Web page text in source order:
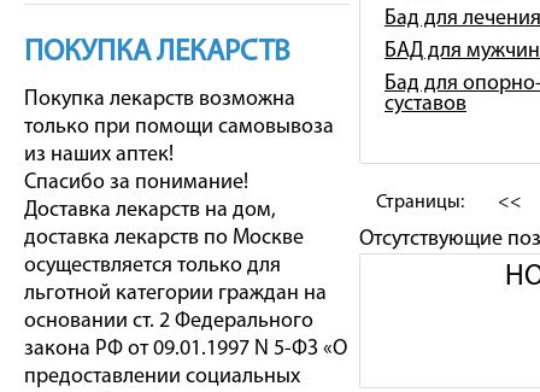
ПОКУПКА ЛЕКАРСТВ
Покупка лекарств возможна
только при помощи самовывоза
из наших аптек!
Спасибо за понимание!
Доставка лекарств на дом,
доставка лекарств по Москве
осуществляется только для
льготной категории граждан на
основании ст. 2 Федерального
закона РФ от 09.01.1997 N 5-ФЗ «О
предоставлении социальных
Бад для
БАД для мужчин
Бад для
суставов
Страницы: <<
Отсутствующие